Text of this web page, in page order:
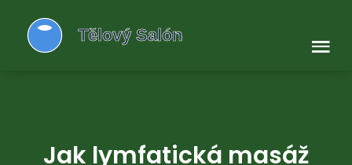
Jak lymfatická masáž